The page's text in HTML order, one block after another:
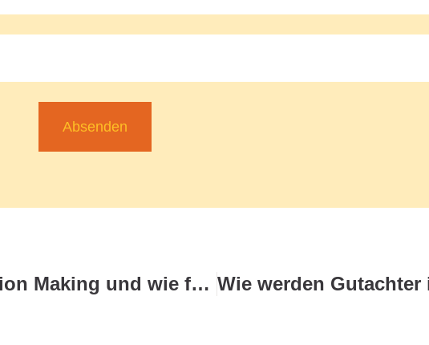
Absenden
Was ist Shared Decision Making und wie funktioniert es?